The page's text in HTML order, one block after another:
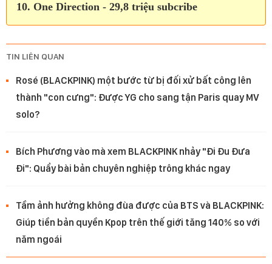
10. One Direction - 29,8 triệu subcribe
TIN LIÊN QUAN
Rosé (BLACKPINK) một bước từ bị đối xử bất công lên
thành "con cưng": Được YG cho sang tận Paris quay MV
solo?
Bích Phương vào mà xem BLACKPINK nhảy "Đi Đu Đưa
Đi": Quẩy bài bản chuyên nghiệp trông khác ngay
Tầm ảnh hưởng không đùa được của BTS và BLACKPINK:
Giúp tiền bản quyền Kpop trên thế giới tăng 140% so với
năm ngoái